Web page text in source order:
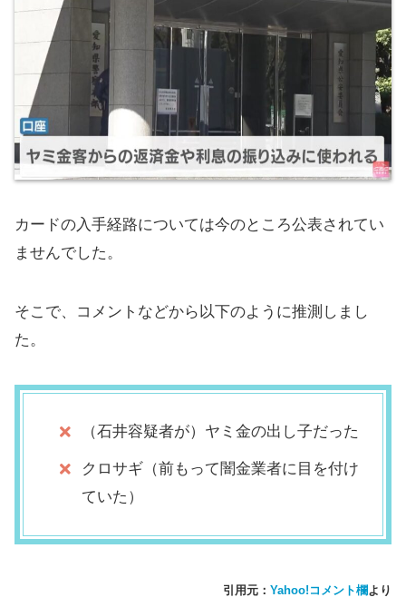
カードの入手経路については今のところ公表されてい
ませんでした。
そこで、コメントなどから以下のように推測しまし
た。
（石井容疑者が）ヤミ金の出し子だった
クロサギ（前もって闇金業者に目を付け
ていた）
引用元： Yahoo!コメント欄 より